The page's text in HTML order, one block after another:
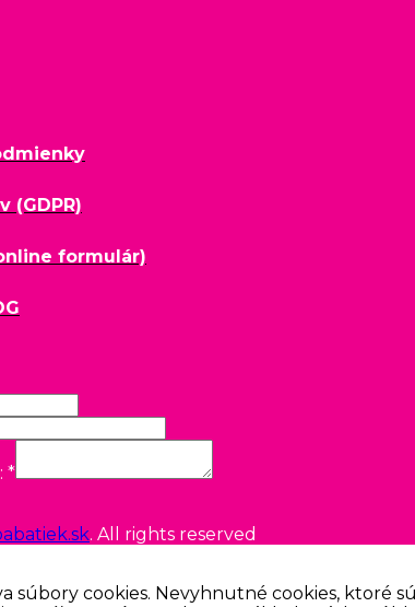
(GDPR)
formulár)
*
. All rights reserved
súbory cookies. Nevyhnutné cookies, ktoré